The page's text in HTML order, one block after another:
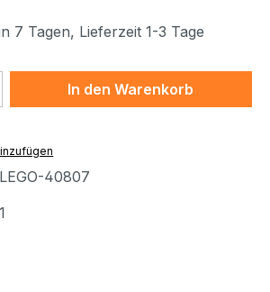
7 Tagen, Lieferzeit 1-3 Tage
Gib den
In den Warenkorb
LEGO-40807